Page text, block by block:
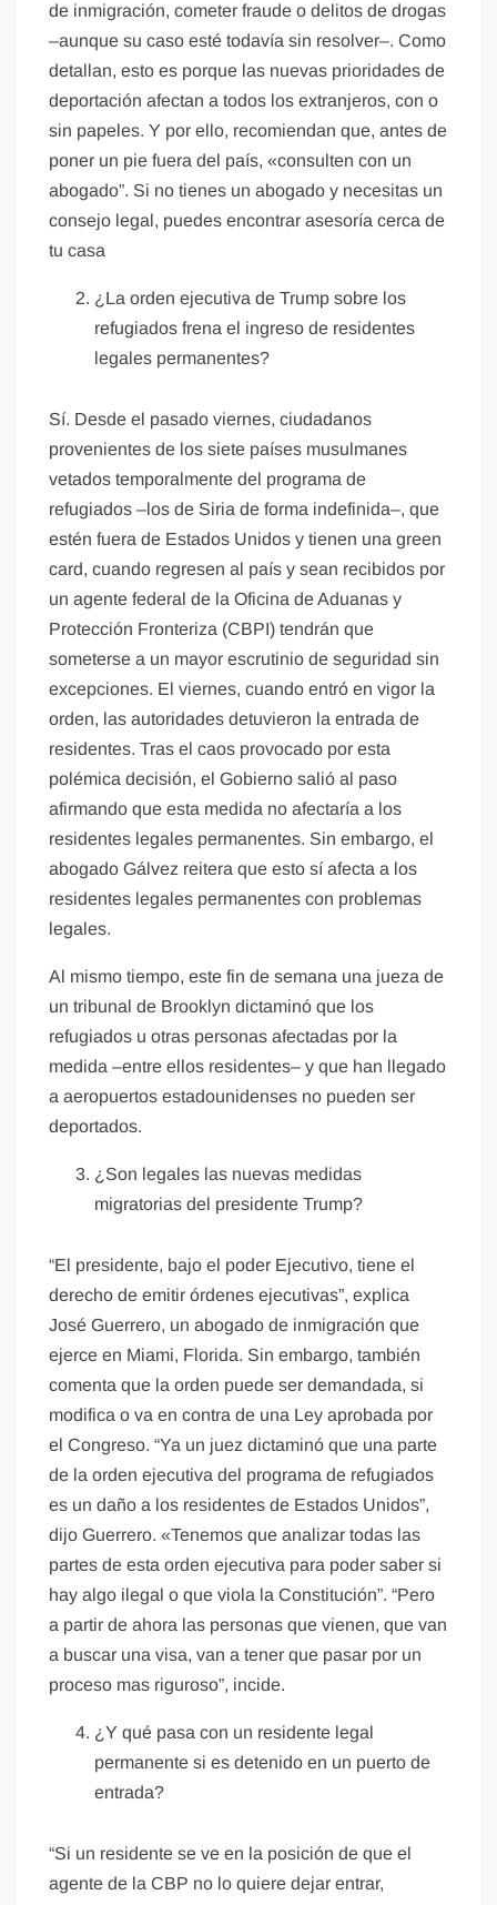
de inmigración, cometer fraude o delitos de drogas
–aunque su caso esté todavía sin resolver–. Como
detallan, esto es porque las nuevas prioridades de
deportación afectan a todos los extranjeros, con o
sin papeles. Y por ello, recomiendan que, antes de
poner un pie fuera del país, «consulten con un
abogado”. Si no tienes un abogado y necesitas un
consejo legal, puedes encontrar asesoría cerca de
tu casa
¿La orden ejecutiva de Trump sobre los
refugiados frena el ingreso de residentes
legales permanentes?
Sí. Desde el pasado viernes, ciudadanos
provenientes de los siete países musulmanes
vetados temporalmente del programa de
refugiados –los de Siria de forma indefinida–, que
estén fuera de Estados Unidos y tienen una green
card, cuando regresen al país y sean recibidos por
un agente federal de la Oficina de Aduanas y
Protección Fronteriza (CBPI) tendrán que
someterse a un mayor escrutinio de seguridad sin
excepciones. El viernes, cuando entró en vigor la
orden, las autoridades detuvieron la entrada de
residentes. Tras el caos provocado por esta
polémica decisión, el Gobierno salió al paso
afirmando que esta medida no afectaría a los
residentes legales permanentes. Sin embargo, el
abogado Gálvez reitera que esto sí afecta a los
residentes legales permanentes con problemas
legales.
Al mismo tiempo, este fin de semana una jueza de
un tribunal de Brooklyn dictaminó que los
refugiados u otras personas afectadas por la
medida –entre ellos residentes– y que han llegado
a aeropuertos estadounidenses no pueden ser
deportados.
¿Son legales las nuevas medidas
migratorias del presidente Trump?
“El presidente, bajo el poder Ejecutivo, tiene el
derecho de emitir órdenes ejecutivas”, explica
José Guerrero, un abogado de inmigración que
ejerce en Miami, Florida. Sin embargo, también
comenta que la orden puede ser demandada, si
modifica o va en contra de una Ley aprobada por
el Congreso. “Ya un juez dictaminó que una parte
de la orden ejecutiva del programa de refugiados
es un daño a los residentes de Estados Unidos”,
dijo Guerrero. «Tenemos que analizar todas las
partes de esta orden ejecutiva para poder saber si
hay algo ilegal o que viola la Constitución”. “Pero
a partir de ahora las personas que vienen, que van
a buscar una visa, van a tener que pasar por un
proceso mas riguroso”, incide.
¿Y qué pasa con un residente legal
permanente si es detenido en un puerto de
entrada?
“Si un residente se ve en la posición de que el
agente de la CBP no lo quiere dejar entrar,